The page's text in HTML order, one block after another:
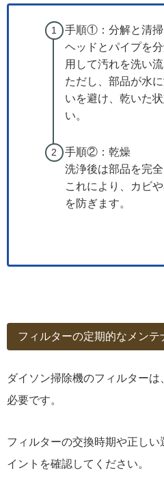
手順①：分解と清掃
ヘッドとパイプを
用して汚れを洗い流
ただし、部品が水
いを避け、乾いた
い。
手順②：乾燥
洗浄後は部品を完全
これにより、カビ
を防ぎます。
フィルターの定期的なメンテ
ダイソン掃除機のフィルターは
必要です。
フィルターの交換時期や正し
イントを確認してください。